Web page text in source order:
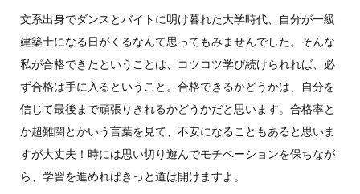
文系出身でダンスとバイトに明け暮れた大学時代、自分が一級
建築士になる日がくるなんて思ってもみませんでした。そんな
私が合格できたということは、コツコツ学び続けられれば、必
ず合格は手に入るということ。合格できるかどうかは、自分を
信じて最後まで頑張りきれるかどうかだと思います。合格率と
か超難関とかいう言葉を見て、不安になることもあると思いま
すが大丈夫！時には思い切り遊んでモチベーションを保ちなが
ら、学習を進めればきっと道は開けますよ。